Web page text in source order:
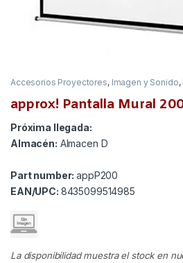
Accesorios Proyectores, Imagen y Sonido,
approx! Pantalla Mural
Próxima llegada:
Almacén: Almacen D
Part number:appP200
EAN/UPC: 8435099514985
La disponibilidad muestra el stock en